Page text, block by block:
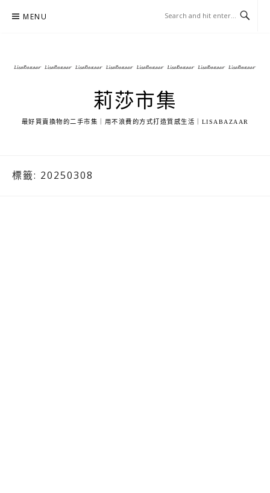
MENU
莉莎市集
最好買賣換物的二手市集｜用不浪費的方式打造質感生活｜LISABAZAAR
標籤: 20250308